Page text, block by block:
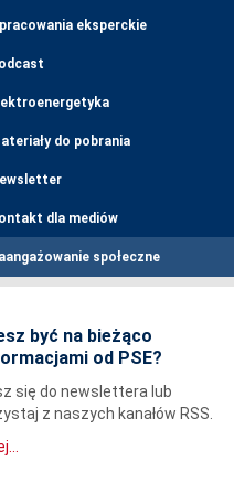
eksperckie
do pobrania
dla mediów
społeczne
być na bieżąco
od PSE?
się do newslettera lub
z naszych kanałów RSS.